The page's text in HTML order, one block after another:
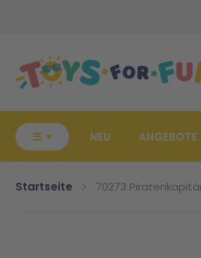
☰ NEU ANGEBOTE
Startseite 70273